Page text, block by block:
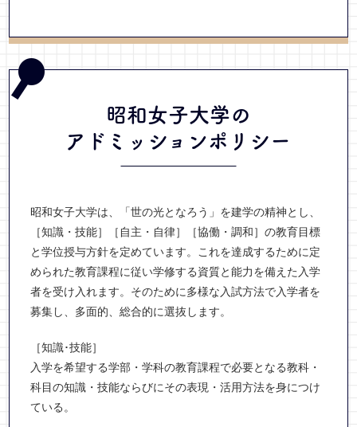
昭和女子大学の
アドミッションポリシー
昭和女子大学は、「世の光となろう」を建学の精神とし、
［知識・技能］［自主・自律］［協働・調和］の教育目標
と学位授与方針を定めています。これを達成するために定
められた教育課程に従い学修する資質と能力を備えた入学
者を受け入れます。そのために多様な入試方法で入学者を
募集し、多面的、総合的に選抜します。
［知識･技能］
入学を希望する学部・学科の教育課程で必要となる教科・
科目の知識・技能ならびにその表現・活用方法を身につけ
ている。